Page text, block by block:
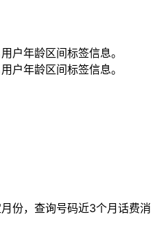
户年龄区间标签信息。
户年龄区间标签信息。
份，查询号码近3个月话费消